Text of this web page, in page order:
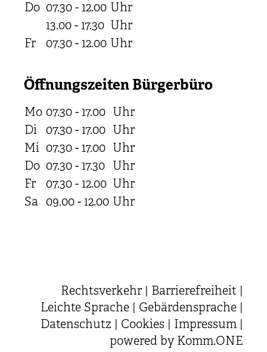
Do 07.30 - 12.00 Uhr
13.00 - 17.30 Uhr
Fr
07.30 - 12.00 Uhr
Öffnungszeiten Bürgerbüro
Mo 07.30 - 17.00 Uhr
Di
07.30 - 17.00 Uhr
Mi 07.30 - 17.00 Uhr
Do 07.30 - 17.30 Uhr
Fr
07.30 - 12.00 Uhr
Sa 09.00 - 12.00 Uhr
Rechtsverkehr Barrierefreiheit
Leichte Sprache
Gebärdensprache
Datenschutz
Cookies Impressum
powered by Komm.ONE